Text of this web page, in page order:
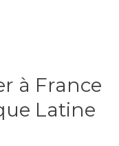
à France
Latine